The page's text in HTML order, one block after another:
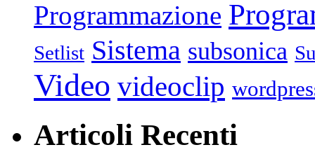
Programmazione
Setlist Sistema subsonica
Video videoclip
Articoli Recenti